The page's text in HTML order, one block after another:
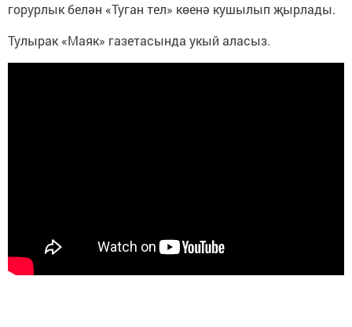
горурлык белән «Туган тел» көенә кушылып җырлады.
Тулырак «Маяк» газетасында укый аласыз.